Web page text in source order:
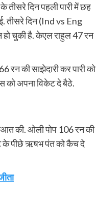
दिन पहली पारी में छह
तीसरे दिन (Ind vs Eng
चुकी है. केएल राहुल 47 रन
रन की साझेदारी कर पारी को
को अपना विकेट दे बैठे.
की. ओली पोप 106 रन की
के पीछे ऋषभ पंत को कैच दे